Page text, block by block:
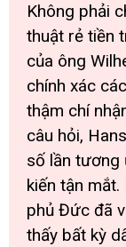
Không phải
thuật rẻ tiền
của ông
chính xác
thậm chí
câu hỏi,
số lần tương
kiến tận
phủ Đức đã
thấy bất kỳ